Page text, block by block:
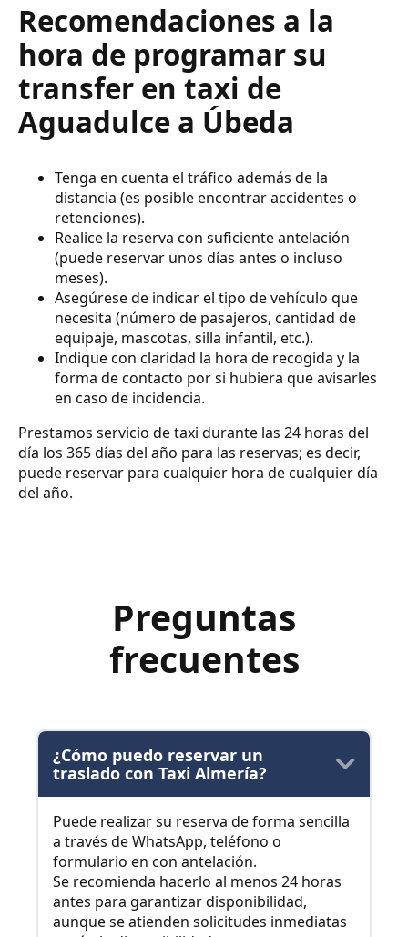
Recomendaciones a la
hora de programar su
transfer en taxi de
Aguadulce a Úbeda
Tenga en cuenta el tráfico además de la
distancia (es posible encontrar accidentes o
retenciones).
Realice la reserva con suficiente antelación
(puede reservar unos días antes o incluso
meses).
Asegúrese de indicar el tipo de vehículo que
necesita (número de pasajeros, cantidad de
equipaje, mascotas, silla infantil, etc.).
Indique con claridad la hora de recogida y la
forma de contacto por si hubiera que avisarles
en caso de incidencia.
Prestamos servicio de taxi durante las 24 horas del
día los 365 días del año para las reservas; es decir,
puede reservar para cualquier hora de cualquier día
del año.
Preguntas
frecuentes
¿Cómo puedo reservar un
traslado con Taxi Almería?
Puede realizar su reserva de forma sencilla
a través de WhatsApp, teléfono o
formulario en con antelación.
Se recomienda hacerlo al menos 24 horas
antes para garantizar disponibilidad,
aunque se atienden solicitudes inmediatas